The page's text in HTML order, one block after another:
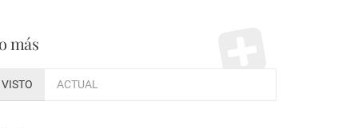
más
VISTO ACTUAL